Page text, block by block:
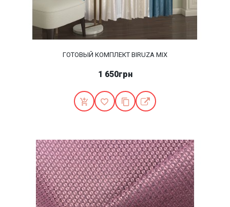
ГОТОВЫЙ КОМПЛЕКТ BIRUZA MIX
1 650грн